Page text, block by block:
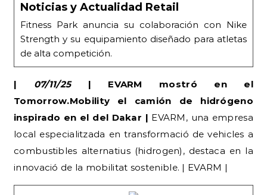
Noticias y Actualidad Retail
Fitness Park anuncia su colaboración con Nike
Strength y su equipamiento diseñado para atletas
de alta competición.
| 07/11/25| EVARM mostró en el
Tomorrow.Mobility el camión de hidrógeno
inspirado en el del Dakar | EVARM, una empresa
local especialitzada en transformació de vehicles a
combustibles alternatius (hidrogen), destaca en la
innovació de la mobilitat sostenible. | EVARM |